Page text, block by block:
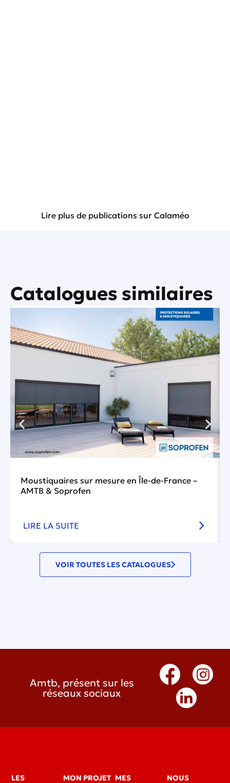
Lire plus de publications sur Calaméo
Catalogues similaires
Moustiquaires sur mesure en Île-de-France –
AMTB & Soprofen
LIRE LA SUITE
VOIR TOUTES LES CATALOGUES
Amtb, présent sur les
réseaux sociaux
LES
MON PROJET MES
NOUS